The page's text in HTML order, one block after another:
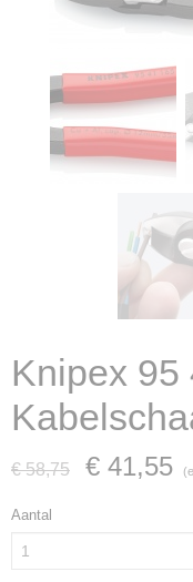
Knipex 95
€ 58,75 € 41,55
Aantal